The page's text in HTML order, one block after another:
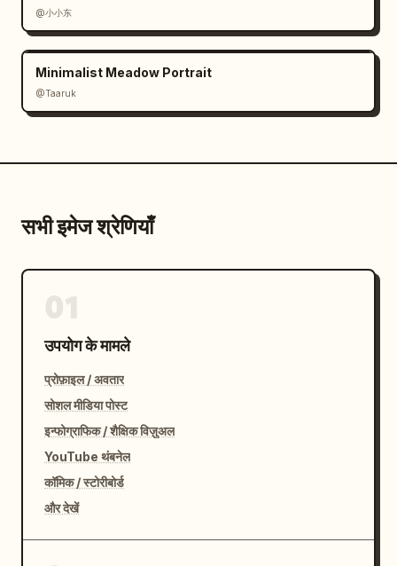
@小小东
Minimalist Meadow Portrait
@Taaruk
सभी इमेज श्रेणियाँ
उपयोग के मामले
प्रोफ़ाइल / अवतार
सोशल मीडिया पोस्ट
इन्फोग्राफिक / शैक्षिक विज़ुअल
YouTube थंबनेल
कॉमिक / स्टोरीबोर्ड
और देखें